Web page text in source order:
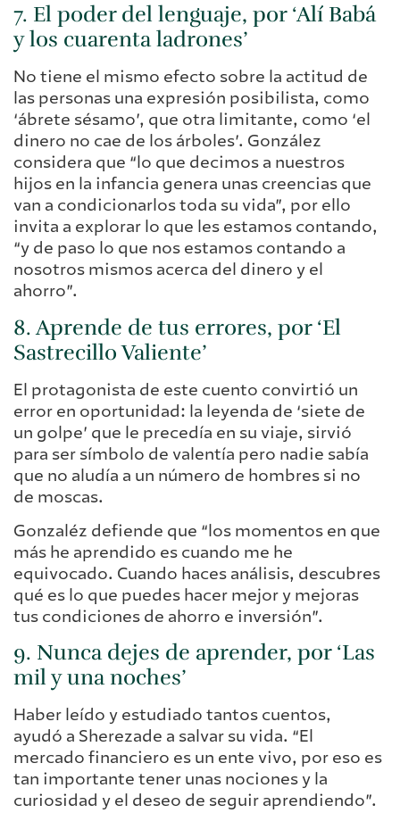
7. El poder del lenguaje, por ‘Alí Babá
y los cuarenta ladrones’
No tiene el mismo efecto sobre la actitud de
las personas una expresión posibilista, como
‘ábrete sésamo’, que otra limitante, como ‘el
dinero no cae de los árboles’. González
considera que “lo que decimos a nuestros
hijos en la infancia genera unas creencias que
van a condicionarlos toda su vida”, por ello
invita a explorar lo que les estamos contando,
“y de paso lo que nos estamos contando a
nosotros mismos acerca del dinero y el
ahorro”.
8. Aprende de tus errores, por ‘El
Sastrecillo Valiente’
El protagonista de este cuento convirtió un
error en oportunidad: la leyenda de ‘siete de
un golpe’ que le precedía en su viaje, sirvió
para ser símbolo de valentía pero nadie sabía
que no aludía a un número de hombres si no
de moscas.
Gonzaléz defiende que “los momentos en que
más he aprendido es cuando me he
equivocado. Cuando haces análisis, descubres
qué es lo que puedes hacer mejor y mejoras
tus condiciones de ahorro e inversión”.
9. Nunca dejes de aprender, por ‘Las
mil y una noches’
Haber leído y estudiado tantos cuentos,
ayudó a Sherezade a salvar su vida. “El
mercado financiero es un ente vivo, por eso es
tan importante tener unas nociones y la
curiosidad y el deseo de seguir aprendiendo”.